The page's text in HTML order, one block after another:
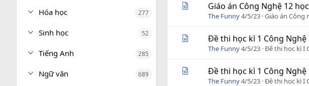
Hóa học 277
Sinh học 52
Tiếng Anh 285
Ngữ văn 689
Giáo án Công Nghệ 12
The Funny4/5/23 Giáo án Công
Đề thi học kì 1 Công Nghệ
The Funny4/5/23 Đề thi học kì I
Đề thi học kì 1 Công Nghệ
The Funny4/5/23 Đề thi học kì I